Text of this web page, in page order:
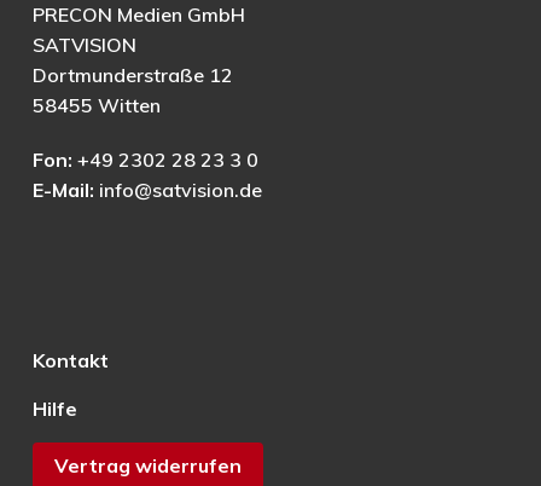
PRECON Medien GmbH
SATVISION
Dortmunderstraße 12
58455 Witten
Fon: +49 2302 28 23 3 0
E-Mail: info@satvision.de
Kontakt
Hilfe
Vertrag widerrufen